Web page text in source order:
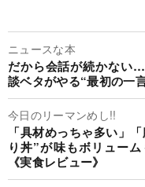
ニュースな本
だから会話が続かない
談ベタがやる“最初の一
今日のリーマンめし!!
「具材めっちゃ多い」
り丼”が味もボリュー
《実食レビュー》